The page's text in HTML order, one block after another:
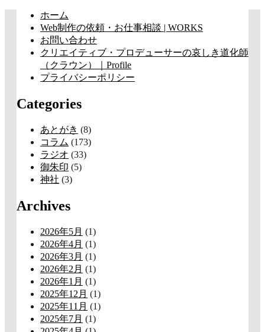
キ
ホーム
Web制作の依頼・お仕事相談 | WORKS
お問い合わせ
クリエイティブ・プロデューサーの哀しき道化師
（クラウン）｜Profile
プライバシーポリシー
Categories
あとがき (8)
コラム (173)
ラジオ (33)
御朱印 (5)
神社 (3)
Archives
2026年5月 (1)
2026年4月 (1)
2026年3月 (1)
2026年2月 (1)
2026年1月 (1)
2025年12月 (1)
2025年11月 (1)
2025年7月 (1)